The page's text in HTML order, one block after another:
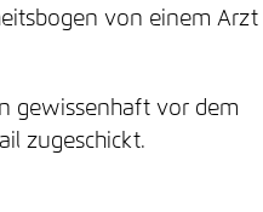
von einem Arzt
gewissenhaft vor dem
zugeschickt.